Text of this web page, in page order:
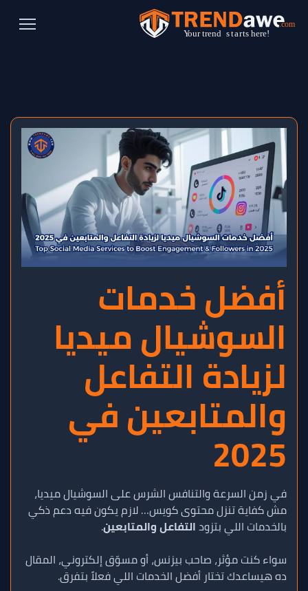
أفضل خدمات
السوشيال ميديا
لزيادة التفاعل
والمتابعين في
2025
في زمن السرعة والتنافس الشرس على السوشيال ميديا،
مش كفاية تنزل محتوى كويس… لازم يكون فيه دعم ذكي
بالخدمات اللي بتزودالتفاعل والمتابعين.
سواء كنت مؤثر، صاحب بيزنس، أو مسوّق إلكتروني، المقال
ده هيساعدك تختار أفضل الخدمات اللي فعلاً بتفرق.